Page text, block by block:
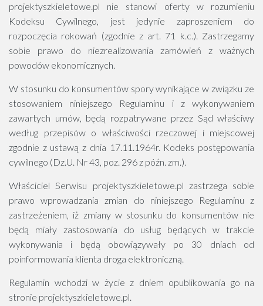
projektyszkieletowe.pl nie stanowi oferty w rozumieniu
Kodeksu Cywilnego, jest jedynie zaproszeniem do
rozpoczęcia rokowań (zgodnie z art. 71 k.c.). Zastrzegamy
sobie prawo do niezrealizowania zamówień z ważnych
powodów ekonomicznych.
W stosunku do konsumentów spory wynikające w związku ze
stosowaniem niniejszego Regulaminu i z wykonywaniem
zawartych umów, będą rozpatrywane przez Sąd właściwy
według przepisów o właściwości rzeczowej i miejscowej
zgodnie z ustawą z dnia 17.11.1964r. Kodeks postępowania
cywilnego (Dz.U. Nr 43, poz. 296 z późn. zm.).
Właściciel Serwisu projektyszkieletowe.pl zastrzega sobie
prawo wprowadzania zmian do niniejszego Regulaminu z
zastrzeżeniem, iż zmiany w stosunku do konsumentów nie
będą miały zastosowania do usług będących w trakcie
wykonywania i będą obowiązywały po 30 dniach od
poinformowania klienta droga elektroniczną.
Regulamin wchodzi w życie z dniem opublikowania go na
stronie projektyszkieletowe.pl.